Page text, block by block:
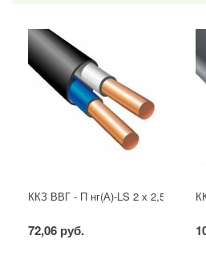
ККЗ ВВГ - П нг(А)-LS 2 х 2,5 ГОСТ
72,06 руб.